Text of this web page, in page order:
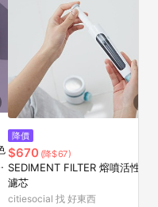
降價
$670 (降$67)
SEDIMENT FILTER 熔噴活性碳
濾芯
citiesocial 找 好東西